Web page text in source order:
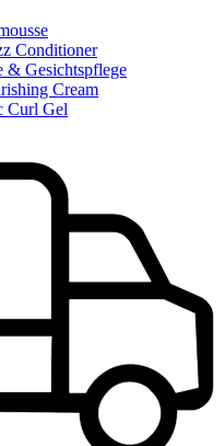
Conditioner
& Gesichtspflege
Cream
Curl Gel